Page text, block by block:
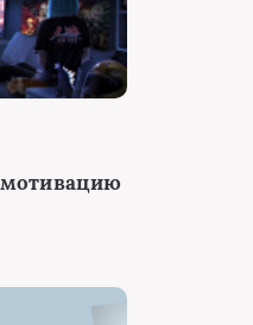
мотивацию